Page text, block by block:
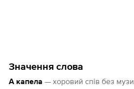
Значення слова
А капела — хоровий спів без